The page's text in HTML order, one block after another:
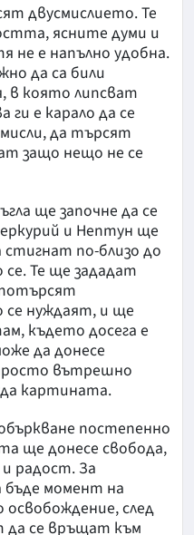
двусмислието. Те
ясните думи и
не е напълно удобна.
да са били
в която липсват
е карало да се
да търсят
защо нещо не се
ще започне да се
и Нептун ще
по-близо до
Те ще зададат
нуждаят, и ще
където досега е
да донесе
вътрешно
картината.
постепенно
ще донесе свобода,
радост. За
момент на
освобождение, след
да се връщат към